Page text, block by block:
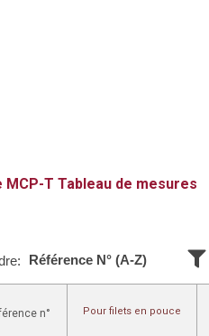
MCP-T Tableau de mesures
Référence N° (A-Z)
n° Pour filets en pouce